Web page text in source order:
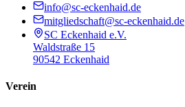
info@sc-eckenhaid.de
mitgliedschaft@sc-eckenhaid.de
SC Eckenhaid e.V.
Waldstraße 15
90542 Eckenhaid
Verein